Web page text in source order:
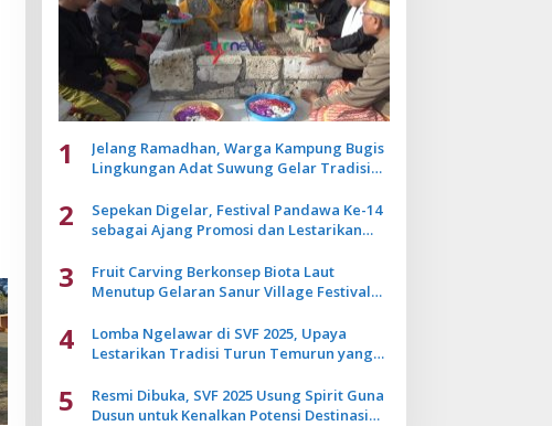
1
Jelang Ramadhan, Warga Kampung Bugis
Lingkungan Adat Suwung Gelar Tradisi
2
Sepekan Digelar, Festival Pandawa Ke-14
sebagai Ajang Promosi dan Lestarikan
3
Fruit Carving Berkonsep Biota Laut
Menutup Gelaran Sanur Village Festival
4
Lomba Ngelawar di SVF 2025, Upaya
Lestarikan Tradisi Turun Temurun yang
5
Resmi Dibuka, SVF 2025 Usung Spirit Guna
Dusun untuk Kenalkan Potensi Destinasi